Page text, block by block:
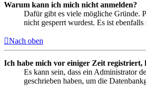
Warum kann ich mich nicht anmelden?
Dafür gibt es viele mögliche Gründe.
nicht gesperrt wurdest. Es ist
Nach oben
Ich habe mich vor einiger Zeit
Es kann sein, dass ein Administrator
geschrieben haben, um die